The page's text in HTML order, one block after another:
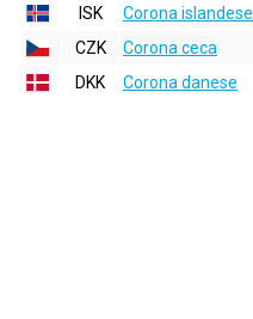
ISK
Corona islandese
CZK
Corona ceca
DKK
Corona danese